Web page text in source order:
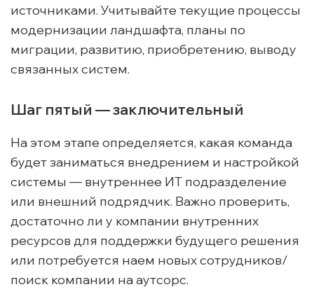
источниками. Учитывайте текущие процессы
модернизации ландшафта, планы по
миграции, развитию, приобретению, выводу
связанных систем.
Шаг пятый — заключительный
На этом этапе определяется, какая команда
будет заниматься внедрением и настройкой
системы — внутреннее ИТ подразделение
или внешний подрядчик. Важно проверить,
достаточно ли у компании внутренних
ресурсов для поддержки будущего решения
или потребуется наем новых сотрудников/
поиск компании на аутсорс.